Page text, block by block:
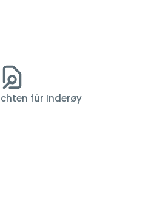
für Inderøy